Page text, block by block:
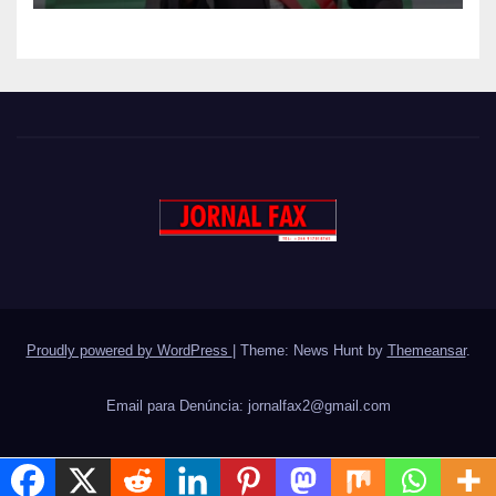
– DISSE ACJ PRESIDENTE DA
Proudly powered by WordPress | Theme: News Hunt by Themeansar.
Email para Denúncia: jornalfax2@gmail.com